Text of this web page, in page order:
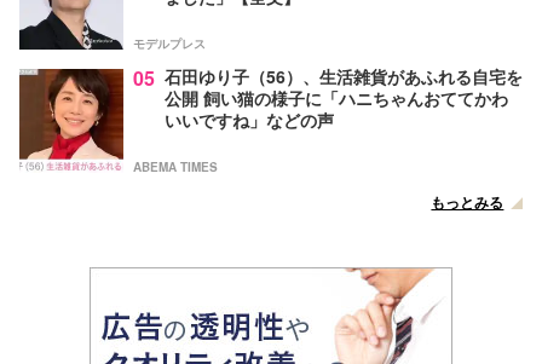
モデルプレス
05 石田ゆり子（56）、生活雑貨があふれる自宅を
公開 飼い猫の様子に「ハニちゃんおててかわ
いいですね」などの声
ABEMA TIMES
もっとみる